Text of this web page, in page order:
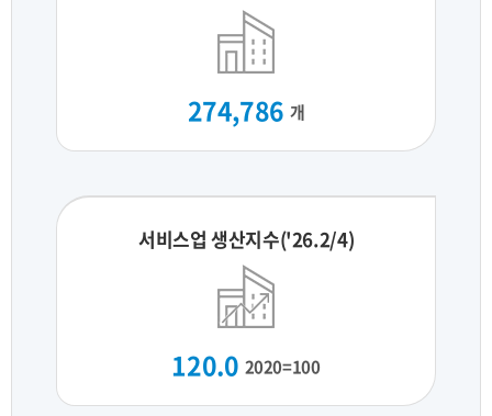
274,786 개
서비스업 생산지수('26.2/4)
120.0 2020=100